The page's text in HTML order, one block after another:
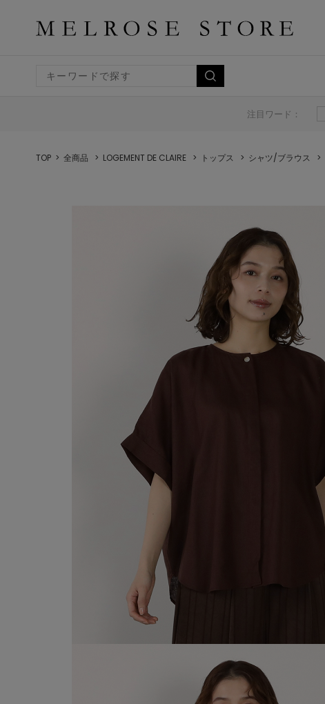
注目ワード：
TOP 全商品 LOGEMENT DE CLAIRE トップス シャツ/ブラウス